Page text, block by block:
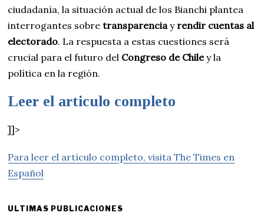
ciudadanía, la situación actual de los Bianchi plantea
interrogantes sobretransparenciay rendir cuentas al
electorado. La respuesta a estas cuestiones será
crucial para el futuro del Congreso de Chiley la
política en la región.
Leer el articulo completo
]]>
Para leer el artículo completo, visita The Times en
Español
ULTIMAS PUBLICACIONES